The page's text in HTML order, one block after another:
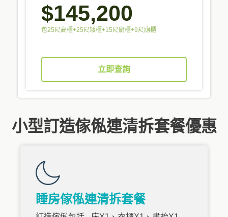
$145,200
包25尺高櫃+25尺矮櫃+15尺廚櫃+9尺廁櫃
立即查詢
小型訂造傢俬連清拆套餐優惠
睡房傢俬連清拆套餐